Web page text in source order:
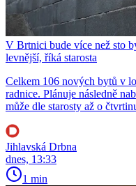
V Brtnici bude více než sto
levnější, říká starosta
Celkem 106 nových bytů v
radnice. Plánuje následně
může dle starosty až o
Jihlavská Drbna
dnes, 13:33
1 min